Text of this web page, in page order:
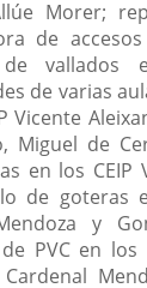
Morer;
de
vallados
de varias
Vicente
Miguel de
en los CEIP
de goteras
y
PVC en los